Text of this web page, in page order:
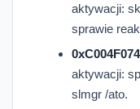
aktywacji:
sprawie
0xC004F074
aktywacji:
slmgr /ato.